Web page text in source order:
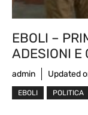
EBOLI –
ADESIONI E
admin Updated
EBOLI POLITICA